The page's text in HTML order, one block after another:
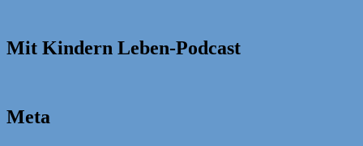
Mit Kindern Leben-Podcast
Meta